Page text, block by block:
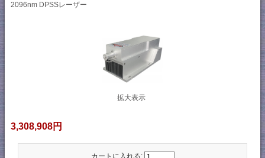
2096nm DPSSレーザー
拡大表示
3,308,908円